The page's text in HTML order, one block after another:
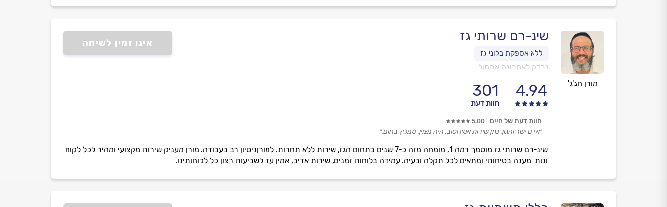
מורן חג'ג'
שינ-רם שרותי גז
נבדק לאחרונה אתמול
4.94
301
חוות דעת
אינו זמין לשיחה
שינ-רם שרותי גז מוסמך רמה 1, מומחה מזה כ-7 שנים בתחום הגז, שירות ללא תחרות. למורןניסיון רב בעבודה. מורן מעניק שירות מקצועי ומהיר לכל לקוח
ונותן מענה בטיחותי ומתאים לכל תקלה ובעיה. עמידה בלוחות זמנים, שירות אדיב, אמין עד לשביעות רצון כל לקוחותינו.
חוות דעת של חיים 5.00
״אדם ישר והגון, נתן שירות אמין וטוב, היה מצוין, ממליץ בחום.״